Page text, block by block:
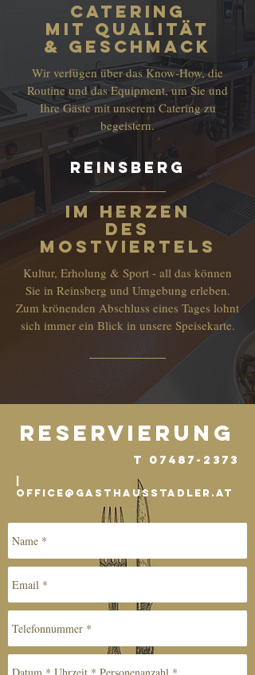
catering
mit qualität
& geschmack
Wir verfügen über das Know-How, die
Routine und das Equipment, um Sie und
Ihre Gäste mit unserem Catering zu
begeistern.
reinsberg
im Herzen
des
Mostviertels
Kultur, Erholung & Sport - all das können
Sie in Reinsberg und Umgebung erleben.
Zum krönenden Abschluss eines Tages lohnt
sich immer ein Blick in unsere Speisekarte.
Reservierung
T 07487-2373
office@gasthausstadler.at